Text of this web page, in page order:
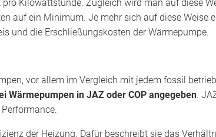
Kilowattstunde. Zugleich wird man auf diese
auf ein Minimum. Je mehr sich auf diese Weise
und die Erschließungskosten der Wärmepumpe.
vor allem im Vergleich mit jedem fossil
Wärmepumpen in JAZ oder COP angegeben.
der Heizung. Dafür beschreibt sie das